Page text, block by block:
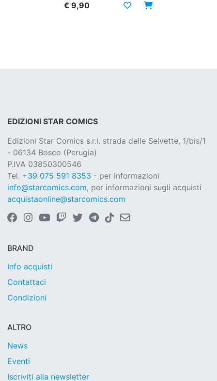
€ 9,90
EDIZIONI STAR COMICS
Edizioni Star Comics s.r.l. strada delle Selvette, 1/bis/1
- 06134 Bosco (Perugia)
P.IVA 03850300546
Tel. +39 075 591 8353 - per informazioni
info@starcomics.com, per informazioni sugli acquisti
acquistaonline@starcomics.com
BRAND
Info acquisti
Contattaci
Condizioni
ALTRO
News
Eventi
Iscriviti alla newsletter